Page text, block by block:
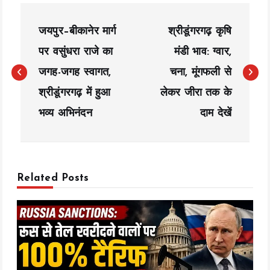
s
g
a
जयपुर–बीकानेर मार्ग
पर वसुंधरा राजे का
जगह-जगह स्वागत,
श्रीडूंगरगढ़ में हुआ
भव्य अभिनंदन
श्रीडूंगरगढ़ कृषि
मंडी भाव: ग्वार,
चना, मूंगफली से
लेकर जीरा तक के
दाम देखें
Related Posts